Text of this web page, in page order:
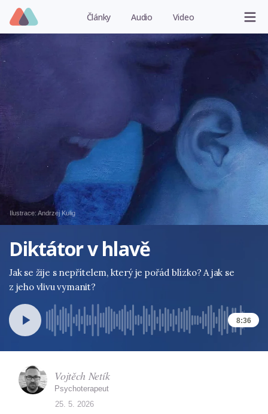
Články Audio Video
Ilustrace: Andrzej Kulig
Diktátor v hlavě
Jak se žije s nepřítelem, který je pořád blízko? A jak se
z jeho vlivu vymanit?
8:36
Vojtěch Netík
Psychoterapeut
25. 5. 2026